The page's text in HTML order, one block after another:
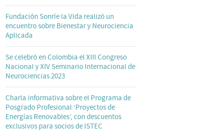
Fundación Sonríe la Vida realizó un
encuentro sobre Bienestar y Neurociencia
Aplicada
Se celebró en Colombia el XIII Congreso
Nacional y XIV Seminario Internacional de
Neurociencias 2023
Charla informativa sobre el Programa de
Posgrado Profesional ‘Proyectos de
Energías Renovables’, con descuentos
exclusivos para socios de ISTEC